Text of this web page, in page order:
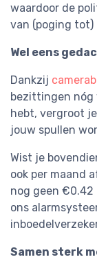
waardoor de
van (poging tot)
Wel eens
Dankzij
bezittingen nóg
hebt, vergroot
jouw spullen
Wist je
ook per maand
nog geen €0.42
ons
Samen sterk